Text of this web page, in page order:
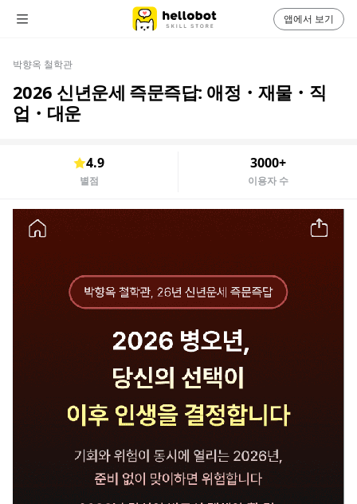
박향옥 철학관
2026 신년운세 즉문즉답: 애정・재물・직
업・대운
4.9
별점
3000+
이용자 수
앱에서 보기